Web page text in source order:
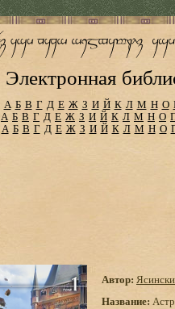
Электронная
А Б В Г Д Е Ж З И Й К Л М Н О
А Б В Г Д Е Ж З И Й К Л М Н О
А Б В Г Д Е Ж З И Й К Л М Н О
Автор:
Название: